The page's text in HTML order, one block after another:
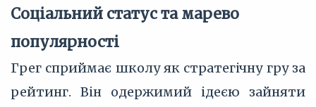
Соціальний статус та марево
популярності
Грег сприймає школу як стратегічну гру за
рейтинг. Він одержимий ідеєю зайняти